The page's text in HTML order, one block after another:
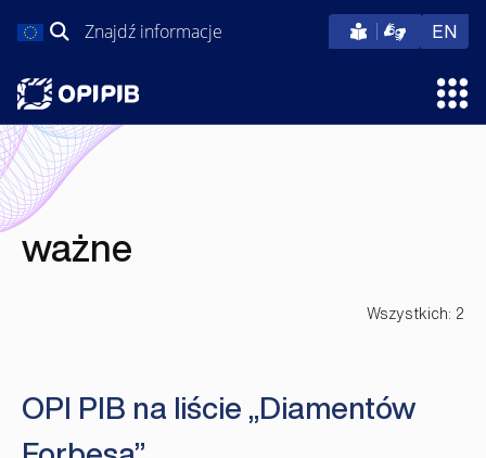
do
Szukaj: EN
ważne
Wszystkich: 2
OPI PIB na liście „Diamentów